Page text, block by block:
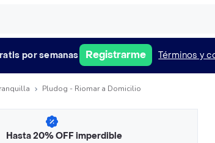
por semanas Registrarme Términos y
Pludog - Riomar a Domicilio
Hasta 20% OFF imperdible